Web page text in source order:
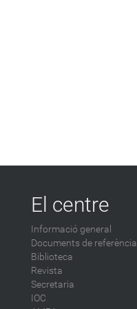
El centre
Informació general
Documents de referència
Biblioteca
Revista
Secretaria
IOC